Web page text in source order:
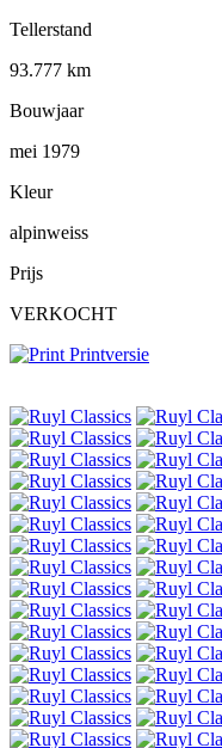
Tellerstand
93.777 km
Bouwjaar
mei 1979
Kleur
alpinweiss
Prijs
VERKOCHT
Printversie